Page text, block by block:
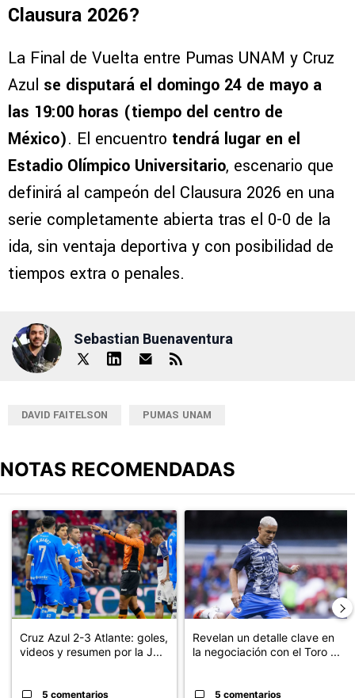
Clausura 2026?
La Final de Vuelta entre Pumas UNAM y Cruz
Azul se disputará el domingo 24 de mayo a
las 19:00 horas (tiempo del centro de
México). El encuentro tendrá lugar en el
Estadio Olímpico Universitario, escenario que
definirá al campeón del Clausura 2026 en una
serie completamente abierta tras el 0-0 de la
ida, sin ventaja deportiva y con posibilidad de
tiempos extra o penales.
Sebastian Buenaventura
DAVID FAITELSON PUMAS UNAM
NOTAS RECOMENDADAS
Un artículo de tendencia con el título "Cruz Azul 2-3 Atlante:
Cruz Azul 2-3 Atlante: goles,
videos y resumen por la J...
5 comentarios
Un artículo de tendencia con
Revelan un detalle clave en
la negociación con el Toro ...
5 comentarios